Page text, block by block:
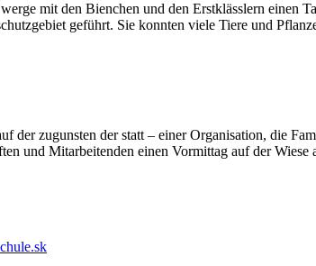
mit den Bienchen und den Erstklässlern einen
geführt. Sie konnten viele Tiere und
der zugunsten der statt – einer Organisation, die
und Mitarbeitenden einen Vormittag auf der